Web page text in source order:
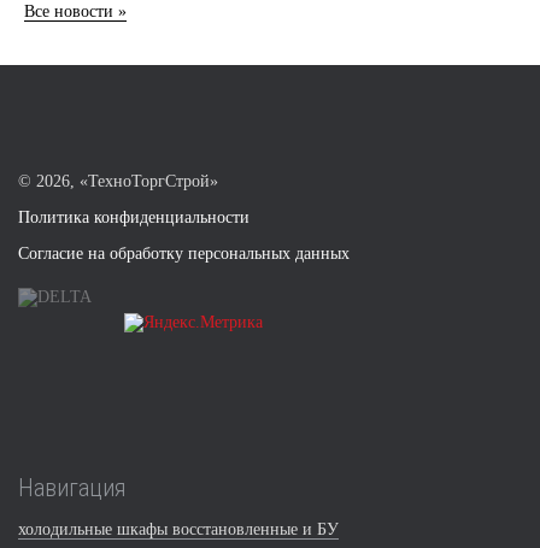
Все новости »
© 2026, «ТехноТоргСтрой»
Политика конфиденциальности
Согласие на обработку персональных данных
Навигация
холодильные шкафы восстановленные и БУ